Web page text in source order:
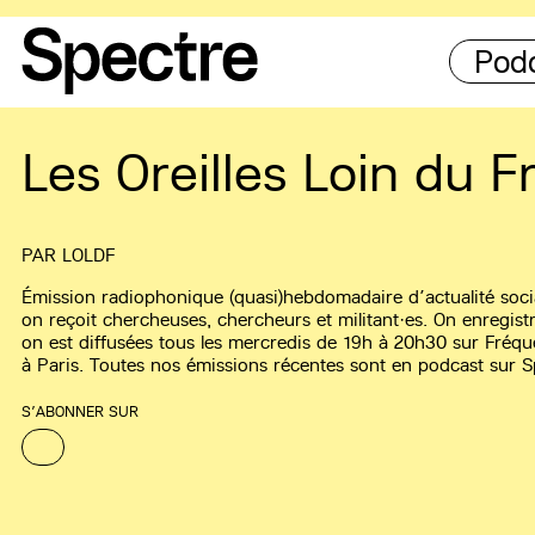
Les Oreilles Loin du
PAR LOLDF
Émission radiophonique (quasi)hebdomadaire d’actualité
on reçoit chercheuses, chercheurs et militant·es. On
on est diffusées tous les mercredis de 19h à 20h30 sur
à Paris. Toutes nos émissions récentes sont en podcast sur
S’ABONNER SUR